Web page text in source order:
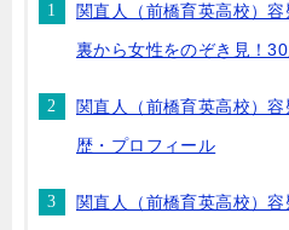
関直人（前橋育英高校）
裏から女性をのぞき見！
関直人（前橋育英高校）
歴・プロフィール
関直人（前橋育英高校）